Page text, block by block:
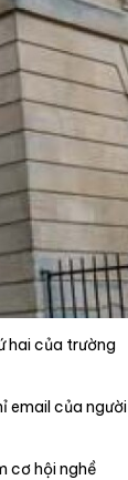
hai của trường
email của người
cơ hội nghề